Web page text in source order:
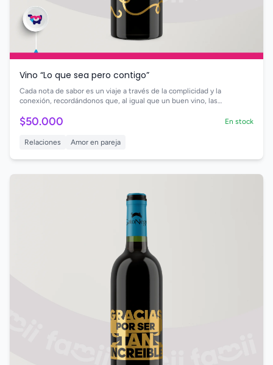
Vino “Lo que sea pero contigo”
Cada nota de sabor es un viaje a través de la complicidad y la
conexión, recordándonos que, al igual que un buen vino, las
$50.000 En stock
Relaciones Amor en pareja